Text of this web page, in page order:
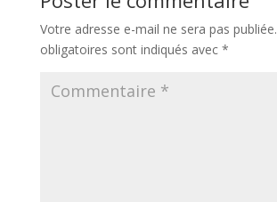
Votre adresse e-mail ne sera pas publiée.
obligatoires sont indiqués avec *